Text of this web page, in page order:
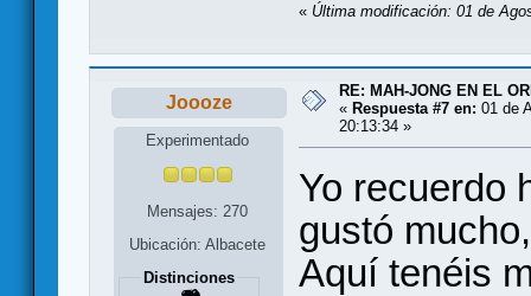
« Última modificación: 01 de
Joooze
Experimentado
Mensajes: 270
Ubicación: Albacete
Distinciones
RE: MAH-JONG EN EL
« Respuesta #7 en: 01 de
20:13:34 »
Yo recuerdo
gustó
Aquí tenéis